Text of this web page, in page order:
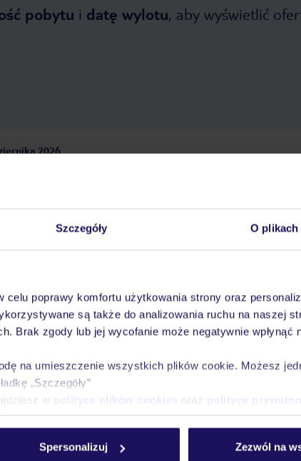
Szczegóły O plikach
poprawy komfortu użytkowania strony oraz
są także do analizowania ruchu na naszej
Brak zgody lub jej wycofanie może negatywnie wpłynąć
na umieszczenie wszystkich plików cookie. Możesz
„Szczegóły”
w polityce plików cookies oraz polityce
Spersonalizuj Zezwól na
pobytu i datę wylotu, aby wyświetlić
2026
łagodnie opadająca hotel oddzielony od plaży ulicą